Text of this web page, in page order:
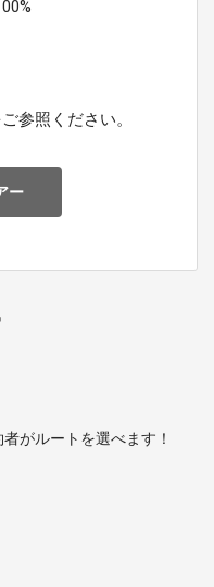
参照ください。
ー
がルートを選べます！